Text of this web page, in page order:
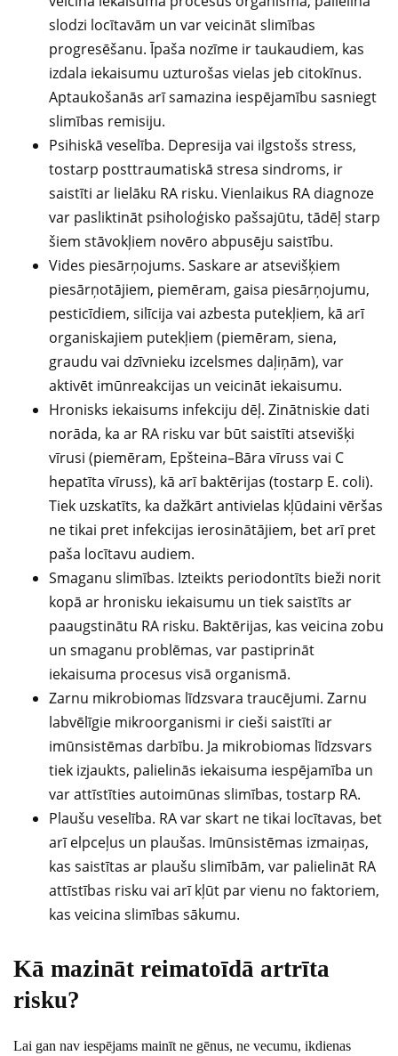
slodzi locītavām un var veicināt slimības
progresēšanu. Īpaša nozīme ir taukaudiem, kas
izdala iekaisumu uzturošas vielas jeb citokīnus.
Aptaukošanās arī samazina iespējamību sasniegt
slimības remisiju.
Psihiskā veselība. Depresija vai ilgstošs stress,
tostarp posttraumatiskā stresa sindroms, ir
saistīti ar lielāku RA risku. Vienlaikus RA diagnoze
var pasliktināt psiholoģisko pašsajūtu, tādēļ starp
šiem stāvokļiem novēro abpusēju saistību.
Vides piesārņojums. Saskare ar atsevišķiem
piesārņotājiem, piemēram, gaisa piesārņojumu,
pesticīdiem, silīcija vai azbesta putekļiem, kā arī
organiskajiem putekļiem (piemēram, siena,
graudu vai dzīvnieku izcelsmes daļiņām), var
aktivēt imūnreakcijas un veicināt iekaisumu.
Hronisks iekaisums infekciju dēļ. Zinātniskie dati
norāda, ka ar RA risku var būt saistīti atsevišķi
vīrusi (piemēram, Epšteina–Bāra vīruss vai C
hepatīta vīruss), kā arī baktērijas (tostarp E. coli).
Tiek uzskatīts, ka dažkārt antivielas kļūdaini vēršas
ne tikai pret infekcijas ierosinātājiem, bet arī pret
paša locītavu audiem.
Smaganu slimības. Izteikts periodontīts bieži norit
kopā ar hronisku iekaisumu un tiek saistīts ar
paaugstinātu RA risku. Baktērijas, kas veicina zobu
un smaganu problēmas, var pastiprināt
iekaisuma procesus visā organismā.
Zarnu mikrobiomas līdzsvara traucējumi. Zarnu
labvēlīgie mikroorganismi ir cieši saistīti ar
imūnsistēmas darbību. Ja mikrobiomas līdzsvars
tiek izjaukts, palielinās iekaisuma iespējamība un
var attīstīties autoimūnas slimības, tostarp RA.
Plaušu veselība. RA var skart ne tikai locītavas, bet
arī elpceļus un plaušas. Imūnsistēmas izmaiņas,
kas saistītas ar plaušu slimībām, var palielināt RA
attīstības risku vai arī kļūt par vienu no faktoriem,
kas veicina slimības sākumu.
Kā mazināt reimatoīdā artrīta
risku?
Lai gan nav iespējams mainīt ne gēnus, ne vecumu, ikdienas